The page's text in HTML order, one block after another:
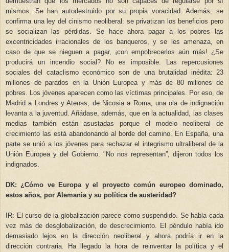
mismos. Se han autodestruido por su propia voracidad. Además, se
confirma una ley del cinismo neoliberal: se privatizan los beneficios pero
se socializan las pérdidas. Se hace ahora pagar a los pobres las
excentricidades irracionales de los banqueros, y se les amenaza, en
caso de que se nieguen a pagar, ¡con empobrecerlos aún más! ¿Se
producirá un incendio social? No es imposible. Las repercusiones
sociales del cataclismo económico son de una brutalidad inédita: 23
millones de parados en la Unión Europea y más de 80 millones de
pobres. Los jóvenes aparecen como las víctimas principales. Por eso, de
Madrid a Londres y Atenas, de Nicosia a Roma, una ola de indignación
levanta a la juventud. Añádase, además, que en la actualidad, las clases
medias también están asustadas porque el modelo neoliberal de
crecimiento las está abandonando al borde del camino. En España, una
parte se unió a los jóvenes para rechazar el integrismo ultraliberal de la
Unión Europea y del Gobierno. "No nos representan”, dijeron todos los
indignados.
DK: ¿Cómo ve Europa y el proyecto común europeo dominado,
estos años, por Alemania y su política de austeridad?
IR: El curso de la globalización parece como suspendido. Se habla cada
vez más de desglobalización, de descrecimiento. El péndulo había ido
demasiado lejos en la dirección neoliberal y ahora podría ir en la
dirección contraria. Ha llegado la hora de reinventar la política y el